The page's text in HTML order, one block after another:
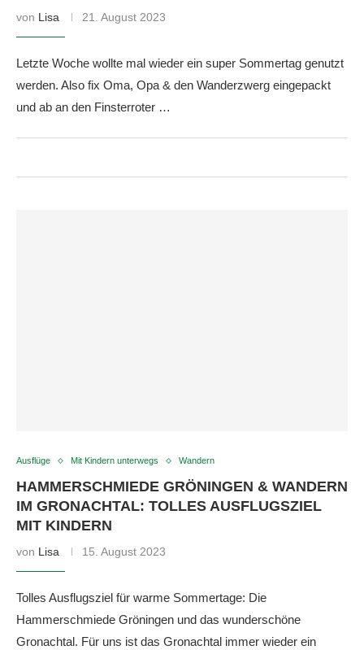
von Lisa 21. August 2023
Letzte Woche wollte mal wieder ein super Sommertag genutzt
werden. Also fix Oma, Opa & den Wanderzwerg eingepackt
und ab an den Finsterroter …
Ausflüge Mit Kindern unterwegs Wandern
HAMMERSCHMIEDE GRÖNINGEN & WANDERN
IM GRONACHTAL: TOLLES AUSFLUGSZIEL
MIT KINDERN
von Lisa 15. August 2023
Tolles Ausflugsziel für warme Sommertage: Die
Hammerschmiede Gröningen und das wunderschöne
Gronachtal. Für uns ist das Gronachtal immer wieder ein